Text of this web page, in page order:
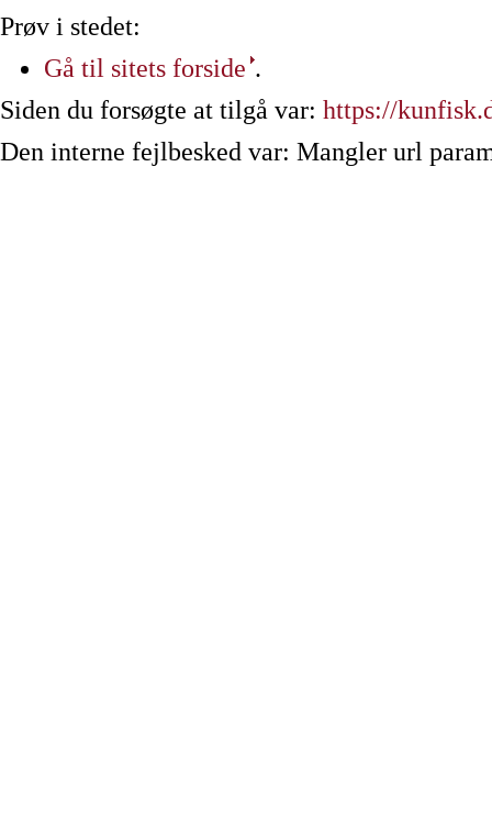
Prøv i stedet:
Gå til sitets forside .
Siden du forsøgte at tilgå var: https://
Den interne fejlbesked var: Mangler url